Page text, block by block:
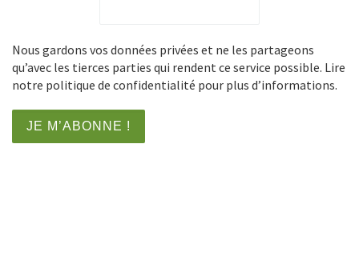
Nous gardons vos données privées et ne les partageons
qu’avec les tierces parties qui rendent ce service possible. Lire
notre politique de confidentialité pour plus d’informations.